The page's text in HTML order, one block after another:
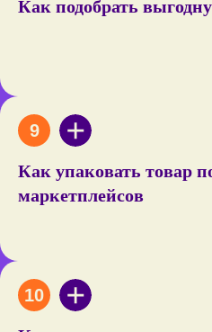
Как подобрать
Как упаковать товар
маркетплейсов
Максим Оганов
Сертифицированный
Основатель
по продвижению на Avito